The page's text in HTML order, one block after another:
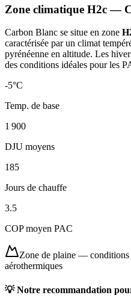
Zone climatique H2c—
Carbon Blanc se situe en zone
caractérisée par un climat
pyrénéenne en altitude. Les
des conditions idéales pour les
-5°C
Temp. de base
1 900
DJU moyens
185
Jours de chauffe
3.5
COP moyen PAC
Zone de plaine —
aérothermiques
💡 Notre recommandation